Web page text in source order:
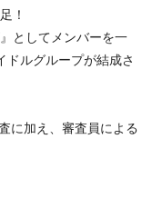
！
としてメンバーを一
ルグループが結成さ
に加え、審査員による